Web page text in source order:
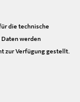
müssen wir uns
geimpft
dass
gelungen ist.
einer Impfquote
ich die Initiative
Sollen
die technische
werden
zur Verfügung gestellt.